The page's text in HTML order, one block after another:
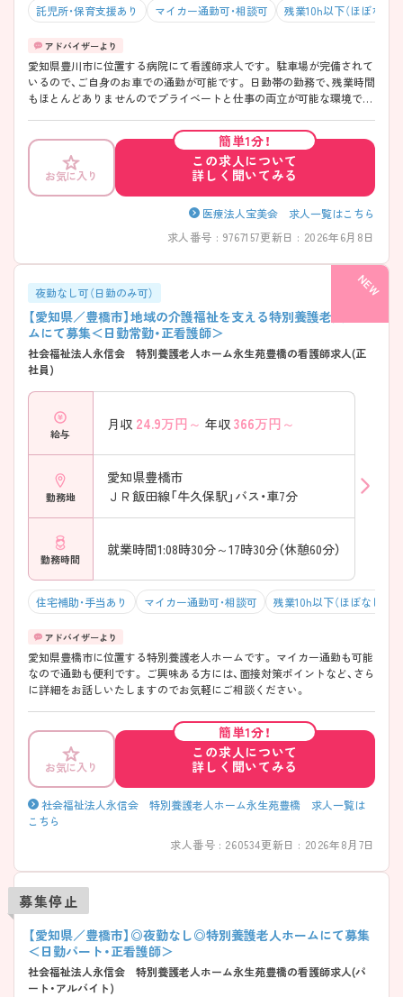
託児所・保育支援あり マイカー通勤可・相談可 残業10h以下（ほぼなし）
愛知県豊川市に位置する病院にて看護師求人です。 駐車場が完備されて
いるので、ご自身のお車での通勤が可能です。 日勤帯の勤務で、残業時間
もほとんどありませんのでプライベートと仕事の両立が可能な環境で
の方には詳細の情報や面接のポイントをお伝えしますのでお気軽にお問
い合わせくださいませ。
お気に入り
簡単1分！
この求人について
詳しく聞いてみる
医療法人宝美会 求人一覧はこちら
求人番号 : 9767157更新日 : 2026年6月8日
夜勤なし可（日勤のみ可）
【愛知県／豊橋市】地域の介護福祉を支える特別養護老人ホー
ムにて募集＜日勤常勤・正看護師＞
社会福祉法人永信会 特別養護老人ホーム永生苑豊橋の看護師求人(正
社員)
給与
月収 24.9万円～ 年収 366万円～
勤務地
愛知県豊橋市
ＪＲ飯田線「牛久保駅」バス・車7分
勤務時間
就業時間1:08時30分～17時30分（休憩60分）
住宅補助・手当あり マイカー通勤可・相談可 残業10h以下（ほぼなし）
愛知県豊橋市に位置する特別養護老人ホームです。 マイカー通勤も可能
なので通勤も便利です。 ご興味ある方には、面接対策ポイントなど、さら
に詳細をお話しいたしますのでお気軽にご相談ください。
お気に入り
簡単1分！
この求人について
詳しく聞いてみる
社会福祉法人永信会 特別養護老人ホーム永生苑豊橋 求人一覧は
こちら
求人番号 : 260534更新日 : 2026年8月7日
募集停止
【愛知県／豊橋市】◎夜勤なし◎特別養護老人ホームにて募集
＜日勤パート・正看護師＞
社会福祉法人永信会 特別養護老人ホーム永生苑豊橋の看護師求人(パ
ート・アルバイト)